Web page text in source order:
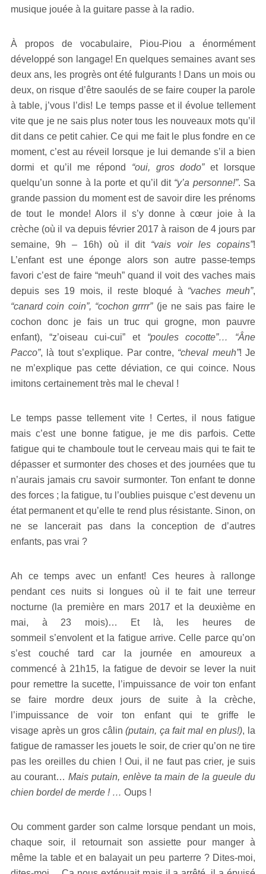
musique jouée à la guitare passe à la radio.
À propos de vocabulaire, Piou-Piou a énormément
développé son langage! En quelques semaines avant ses
deux ans, les progrès ont été fulgurants ! Dans un mois ou
deux, on risque d’être saoulés de se faire couper la parole
à table, j’vous l’dis! Le temps passe et il évolue tellement
vite que je ne sais plus noter tous les nouveaux mots qu’il
dit dans ce petit cahier. Ce qui me fait le plus fondre en ce
moment, c’est au réveil lorsque je lui demande s’il a bien
dormi et qu’il me répond “oui, gros dodo”et lorsque
quelqu’un sonne à la porte et qu’il dit “y’a personne!”. Sa
grande passion du moment est de savoir dire les prénoms
de tout le monde! Alors il s’y donne à cœur joie à la
crèche (où il va depuis février 2017 à raison de 4 jours par
semaine, 9h – 16h) où il dit “vais voir les copains”!
L’enfant est une éponge alors son autre passe-temps
favori c’est de faire “meuh” quand il voit des vaches mais
depuis ses 19 mois, il reste bloqué à “vaches meuh”,
“canard coin coin”, “cochon grrrr” (je ne sais pas faire le
cochon donc je fais un truc qui grogne, mon pauvre
enfant), “z’oiseau cui-cui” et “poules cocotte”… “Âne
Pacco”, là tout s’explique. Par contre, “cheval meuh”! Je
ne m’explique pas cette déviation, ce qui coince. Nous
imitons certainement très mal le cheval !
Le temps passe tellement vite ! Certes, il nous fatigue
mais c’est une bonne fatigue, je me dis parfois. Cette
fatigue qui te chamboule tout le cerveau mais qui te fait te
dépasser et surmonter des choses et des journées que tu
n’aurais jamais cru savoir surmonter. Ton enfant te donne
des forces ; la fatigue, tu l’oublies puisque c’est devenu un
état permanent et qu’elle te rend plus résistante. Sinon, on
ne se lancerait pas dans la conception de d’autres
enfants, pas vrai ?
Ah ce temps avec un enfant! Ces heures à rallonge
pendant ces nuits si longues où il te fait une terreur
nocturne (la première en mars 2017 et la deuxième en
mai, à 23 mois)… Et là, les heures de
sommeil s’envolent et la fatigue arrive. Celle parce qu’on
s’est couché tard car la journée en amoureux a
commencé à 21h15, la fatigue de devoir se lever la nuit
pour remettre la sucette, l’impuissance de voir ton enfant
se faire mordre deux jours de suite à la crèche,
l’impuissance de voir ton enfant qui te griffe le
visage après un gros câlin(putain, ça fait mal en plus!), la
fatigue de ramasser les jouets le soir, de crier qu’on ne tire
pas les oreilles du chien ! Oui, il ne faut pas crier, je suis
au courant… Mais putain, enlève ta main de la gueule du
chien bordel de merde ! … Oups !
Ou comment garder son calme lorsque pendant un mois,
chaque soir, il retournait son assiette pour manger à
même la table et en balayait un peu parterre ? Dites-moi,